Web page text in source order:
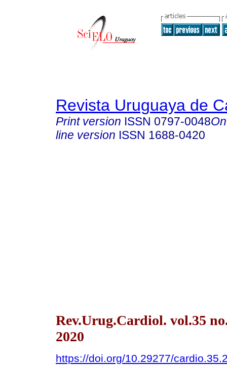
Revista Uruguaya de
Print version ISSN 0797-0048
line version ISSN 1688-0420
Rev.Urug.Cardiol. vol.35
2020
https://doi.org/10.29277/